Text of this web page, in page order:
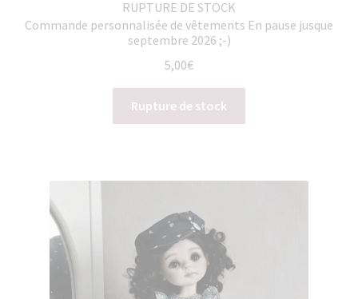
RUPTURE DE STOCK
Commande personnalisée de vêtements En pause jusque
septembre 2026 ;-)
5,00€
Rupture de stock